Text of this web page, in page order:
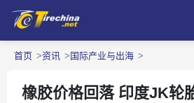
首页 资讯 国际产业与出海
橡胶价格回落 印度JK轮